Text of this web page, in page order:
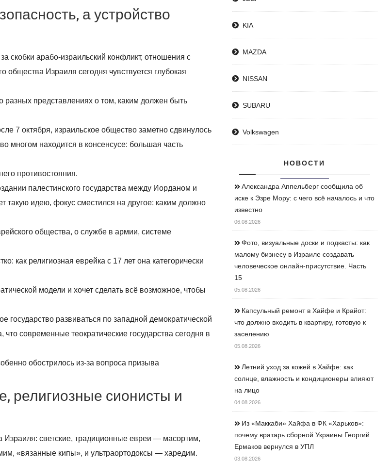
а устройство
скобки арабо-израильский конфликт, отношения с
общества Израиля сегодня чувствуется глубокая
разных представлениях о том, каким должен быть
7 октября, израильское общество заметно сдвинулось
многом находится в консенсусе: большая часть
противостояния.
палестинского государства между Иорданом и
идею, фокус сместился на другое: каким должно
общества, о службе в армии, системе
религиозная еврейка с 17 лет она категорически
модели и хочет сделать всё возможное, чтобы
развиваться по западной демократической
современные теократические государства сегодня в
обострилось из-за вопроса призыва
религиозные сионисты и
светские, традиционные евреи — масортим,
«вязанные кипы», и ультраортодоксы — харедим.
KIA
MAZDA
NISSAN
SUBARU
Volkswagen
НОВОСТИ
Александра Аппельберг сообщила об
иске к Эзре Мору: с чего всё началось и что
известно
06.08.2026
Фото, визуальные доски и подкасты: как
малому бизнесу в Израиле создавать
человеческое онлайн-присутствие. Часть
15
05.08.2026
Капсульный ремонт в Хайфе и Крайот:
что должно входить в квартиру, готовую к
заселению
05.08.2026
Летний уход за кожей в Хайфе: как
солнце, влажность и кондиционеры влияют
на лицо
04.08.2026
Из «Маккаби» Хайфа в ФК «Харьков»:
почему вратарь сборной Украины Георгий
Ермаков вернулся в УПЛ
03.08.2026